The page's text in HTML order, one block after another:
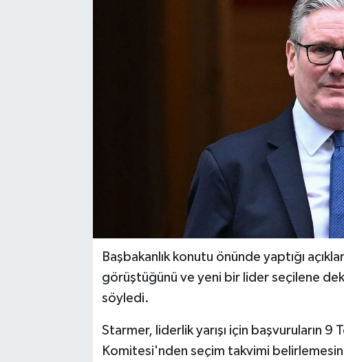
Başbakanlık konutu önünde yaptığı
görüştüğünü ve yeni bir lider seçilene
söyledi.
Starmer, liderlik yarışı için başvuruların 9
Komitesi'nden seçim takvimi